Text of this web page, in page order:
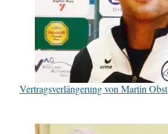
Vertragsverlängerung von Martin Obst